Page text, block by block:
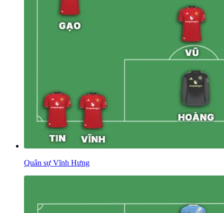
Quân sự Vĩnh Hưng